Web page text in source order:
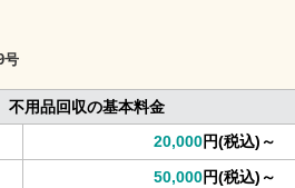
号
不用品回収の基本料金
20,000円(税込)～
50,000円(税込)～